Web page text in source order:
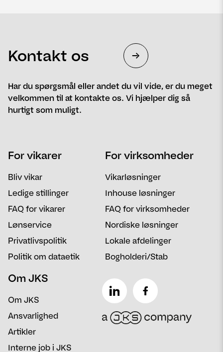
Kontakt os
Har du spørgsmål eller andet du vil vide, er du meget
velkommen til at kontakte os. Vi hjælper dig så
hurtigt som muligt.
Email Postnummer
For vikarer
Bliv vikar
Ledige stillinger
FAQ for vikarer
Lønservice
Privatlivspolitik
Politik om dataetik
For virksomheder
Vikarløsninger
Inhouse løsninger
FAQ for virksomheder
Nordiske løsninger
Lokale afdelinger
Bogholderi/Stab
Om JKS
Om JKS
Ansvarlighed
Artikler
Interne job i JKS